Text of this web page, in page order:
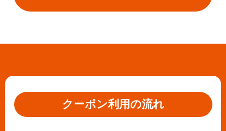
クーポン利用の流れ